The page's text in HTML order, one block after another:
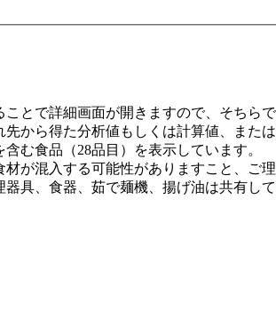
とで詳細画面が開きますので、そちらで
から得た分析値もしくは計算値、また
む⾷品（28品⽬）を表⽰しています。
が混⼊する可能性がありますこと、ご
具、⾷器、茹で麺機、揚げ油は共有して